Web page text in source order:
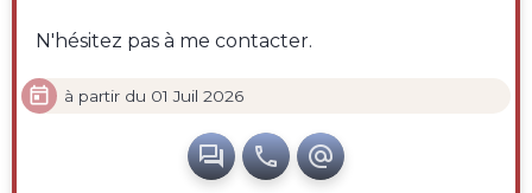
N'hésitez pas à me contacter.
 à partir du 01 Juil 2026
  